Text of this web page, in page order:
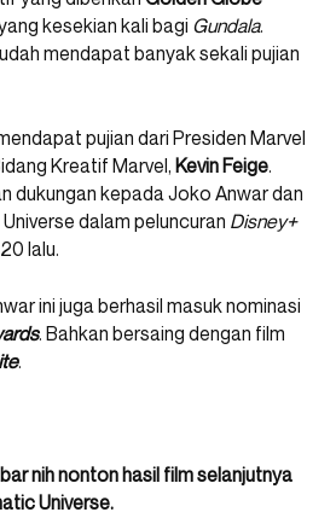
kesekian kali bagi Gundala.
mendapat banyak sekali pujian
pujian dari Presiden Marvel
Kreatif Marvel, Kevin Feige.
dukungan kepada Joko Anwar dan
dalam peluncuran Disney+
lalu.
ini juga berhasil masuk nominasi
. Bahkan bersaing dengan film
.
nih nonton hasil film selanjutnya
Universe.